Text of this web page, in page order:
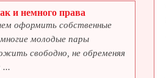
и немного права
оформить собственные
молодые пары
свободно, не обременяя
...